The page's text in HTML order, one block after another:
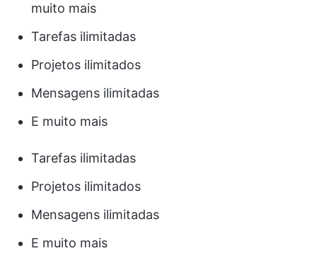
muito mais
Tarefas ilimitadas
Projetos ilimitados
Mensagens ilimitadas
E muito mais
Tarefas ilimitadas
Projetos ilimitados
Mensagens ilimitadas
E muito mais